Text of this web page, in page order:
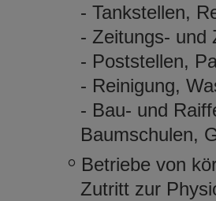
- Tankstellen,
- Zeitungs- und
- Poststellen,
- Reinigung,
- Bau- und
Baumschulen,
Betriebe von
Zutritt zur